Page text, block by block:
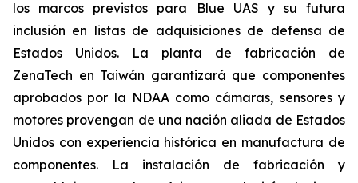
los marcos previstos para Blue UAS y su futura
inclusión en listas de adquisiciones de defensa de
Estados Unidos. La planta de fabricación de
ZenaTech en Taiwán garantizará que componentes
aprobados por la NDAA como cámaras, sensores y
motores provengan de una nación aliada de Estados
Unidos con experiencia histórica en manufactura de
componentes. La instalación de fabricación y